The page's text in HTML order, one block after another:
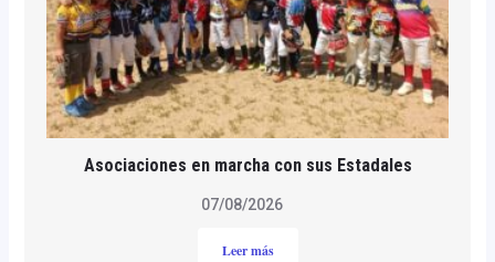
Asociaciones en marcha con sus Estadales
07/08/2026
Leer más